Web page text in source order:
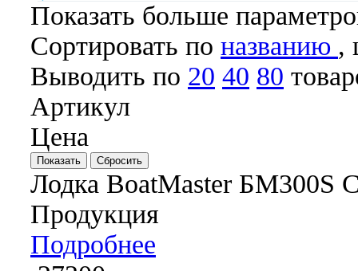
Показать больше
Cортировать по названию ,
Выводить по 20 40 80
Артикул
Цена
Лодка BoatMaster БМ300S
Продукция
Подробнее